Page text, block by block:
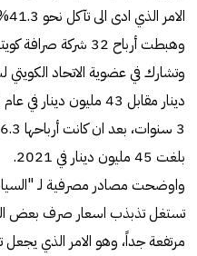
الامر الذي ادى الى تآكل نحو 41.3% من أرباحها خلال عام 2023.
وهبطت أرباح 32 شركة
بلغت 45 مليون دينار في 2021.
واوضحت مصادر مصرفية لـ
تستغل تذبذب اسعار صرف بعض
مرتفعة جداً، وهو الامر الذي يجعل